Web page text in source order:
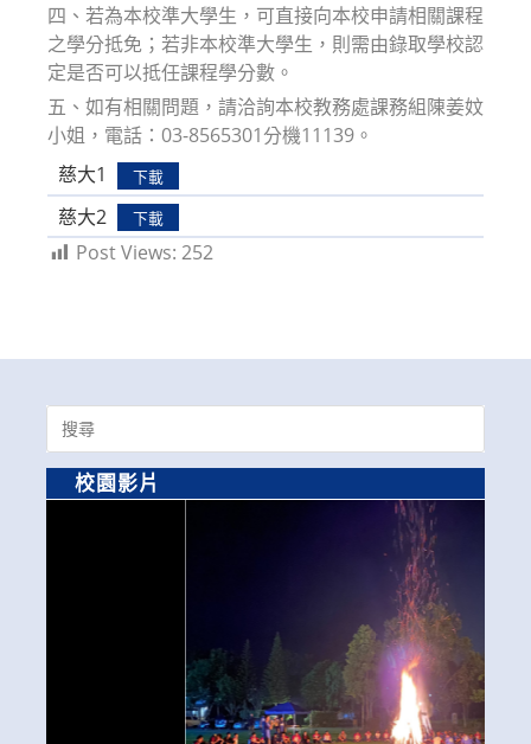
四、若為本校準大學生，可直接向本校申請相關課程
之學分抵免；若非本校準大學生，則需由錄取學校認
定是否可以抵任課程學分數。
五、如有相關問題，請洽詢本校教務處課務組陳姜妏
小姐，電話：03-8565301分機11139。
慈大1
下載
慈大2 下載
Post Views: 252
Search
for:
校園影片